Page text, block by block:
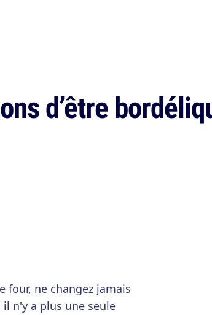
d’être
four, ne changez jamais
n'y a plus une seule